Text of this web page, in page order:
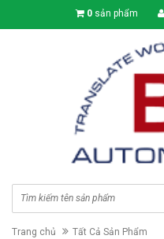
0 sản phẩm
Trang chủ
Tất Cả Sản Phẩm